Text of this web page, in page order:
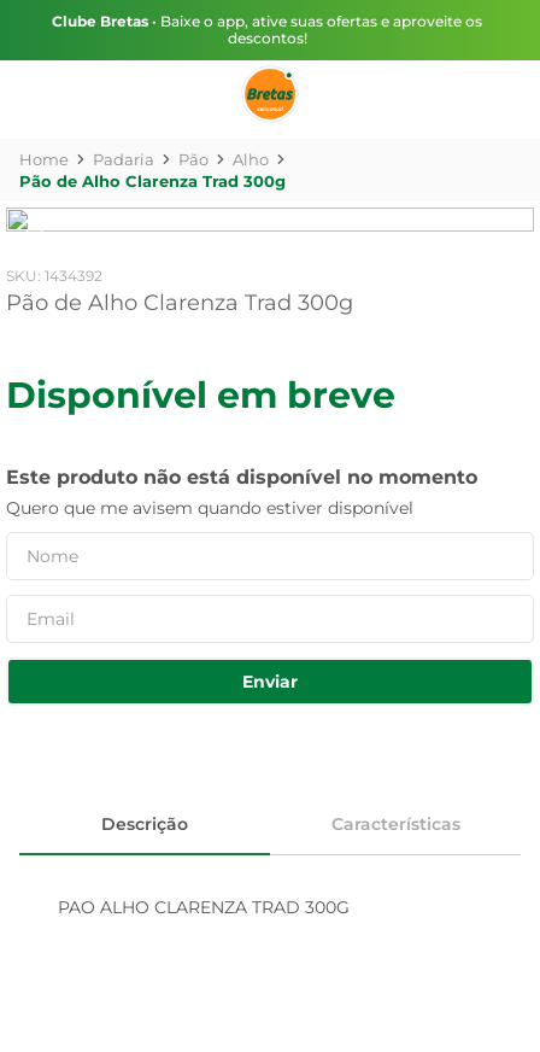
Clube Bretas • Baixe o app, ative suas ofertas e aproveite os
descontos!
Padaria Pão
Alho
Pão de Alho Clarenza Trad 300g
: 1434392
Pão de Alho Clarenza Trad 300g
Disponível em breve
Este produto não está disponível no momento
Quero que me avisem quando estiver disponível
Enviar
Descrição Características
PAO ALHO CLARENZA TRAD 300G